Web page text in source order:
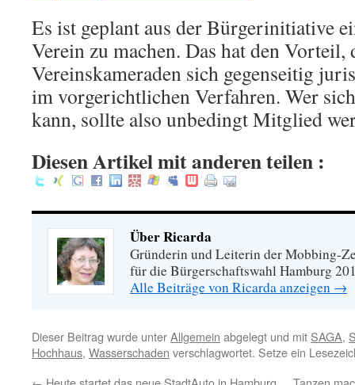
Es ist geplant aus der Bürgerinitiative
Verein zu machen. Das hat den Vorteil,
Vereinskameraden sich gegenseitig
im vorgerichtlichen Verfahren. Wer
kann, sollte also unbedingt Mitglied
Diesen Artikel mit anderen teilen :
Über Ricarda
Gründerin und Leiterin der Mobbing-
für die Bürgerschaftswahl Hamburg
Alle Beiträge von Ricarda anzeigen →
Dieser Beitrag wurde unterAllgemein abgelegt und mit SAGA,
Hochhaus, Wasserschaden verschlagwortet. Setze ein